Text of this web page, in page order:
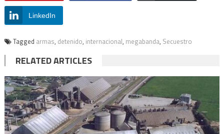
LinkedIn
Tagged armas, detenido, internacional, megabanda, Secuestro
RELATED ARTICLES